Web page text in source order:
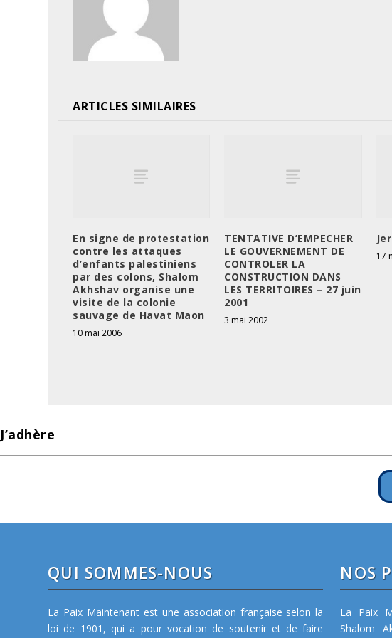
ARTICLES SIMILAIRES
En signe de protestation
contre les attaques
d’enfants palestiniens
par des colons, Shalom
Akhshav organise une
visite de la colonie
sauvage de Havat Maon
10 mai 2006
TENTATIVE D’EMPECHER
LE GOUVERNEMENT DE
CONTROLER LA
CONSTRUCTION DANS
LES TERRITOIRES – 27 juin
2001
3 mai 2002
17
J’adhère
QUI SOMMES-NOUS
La Paix Maintenant est une association française selon la
loi de 1901, qui a pour vocation de soutenir et de faire
NOS
La Paix
Shalom